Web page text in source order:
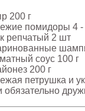
200 г
помидоры 4
репчатый 2 шт
соус 100 г
200 г
петрушка и
обязательно